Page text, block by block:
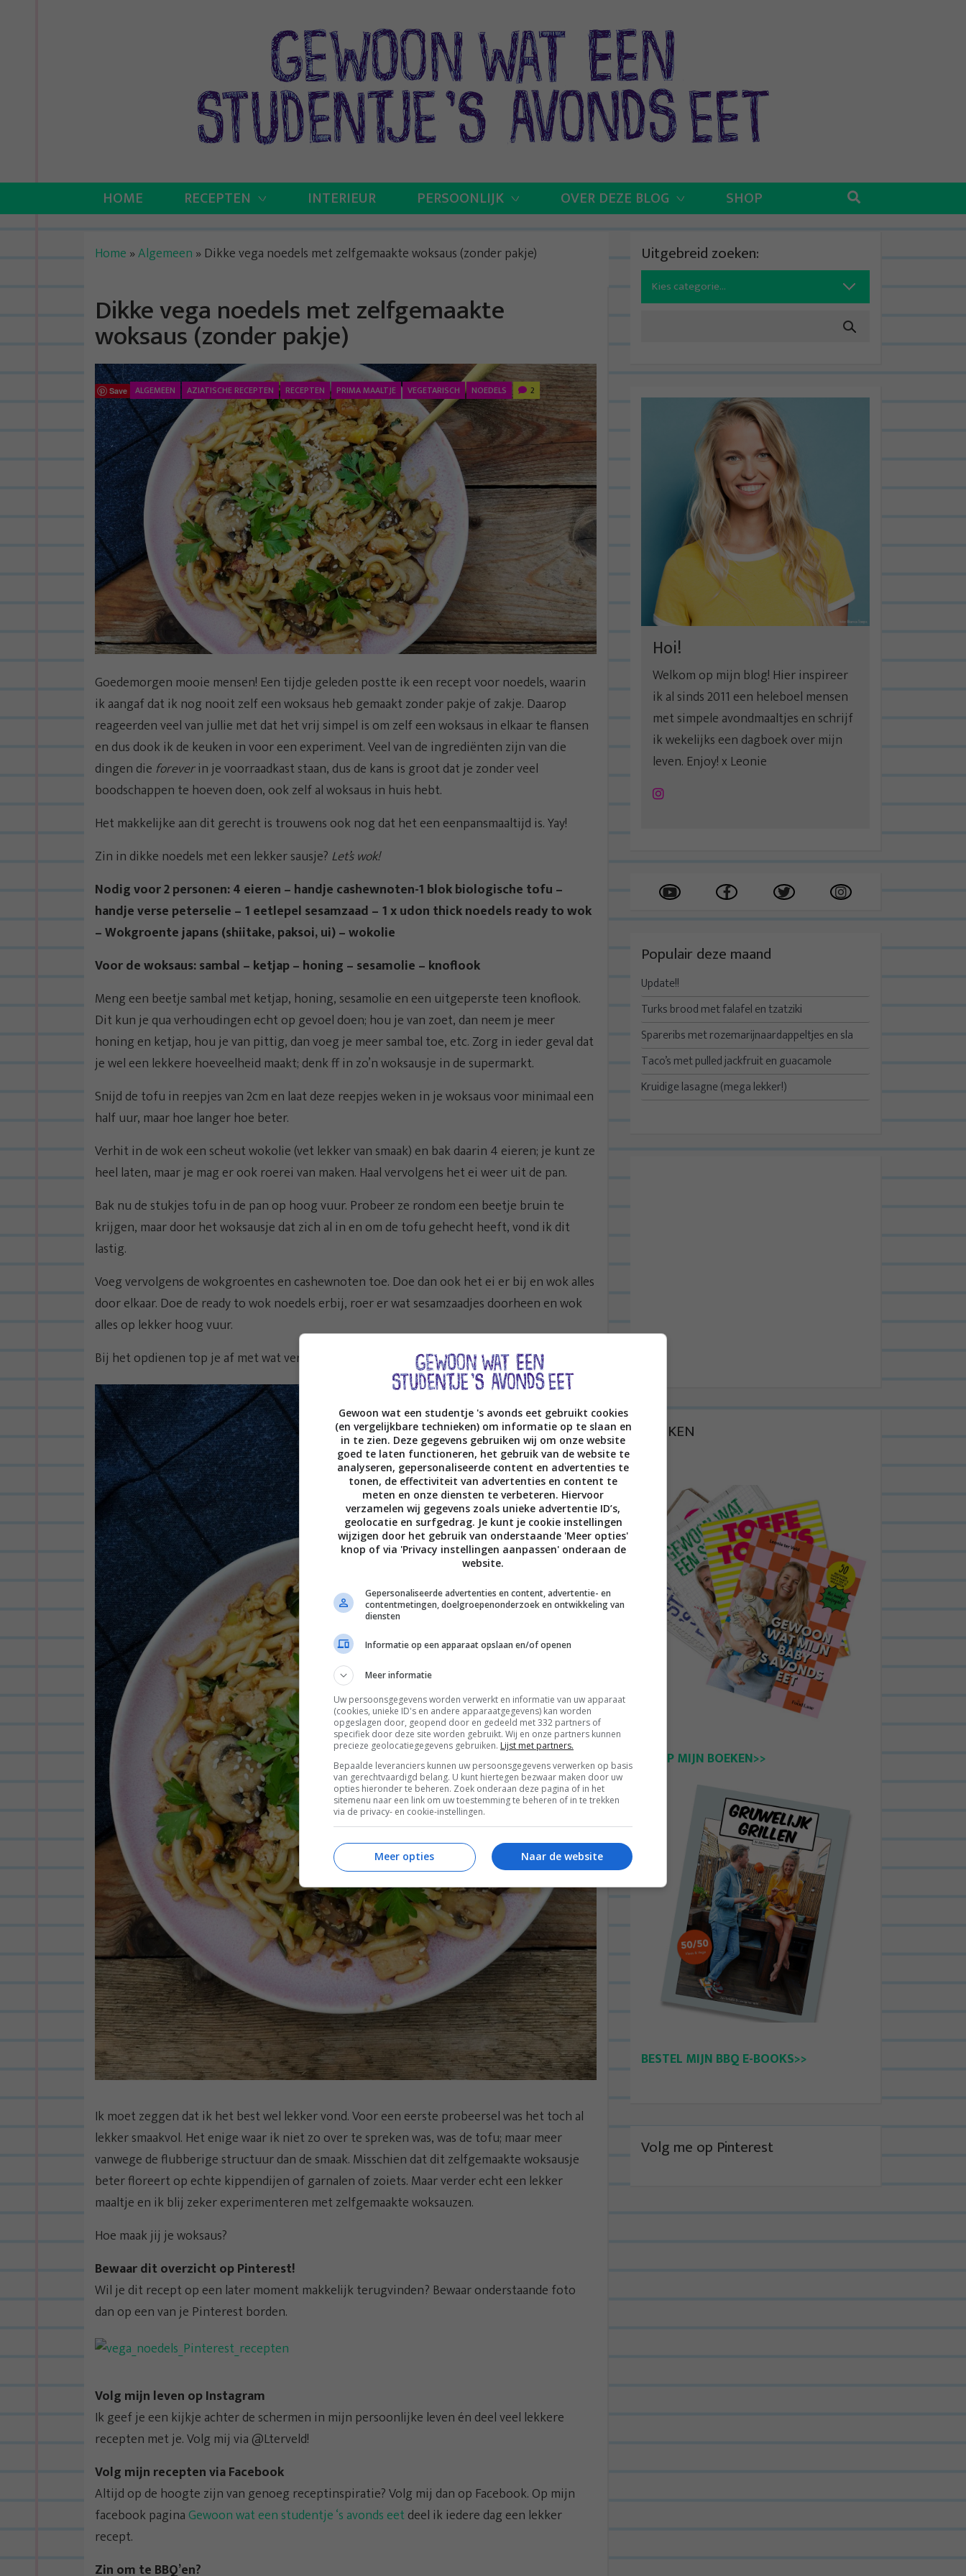
HOME RECEPTEN INTERIEUR PERSOONLIJK OVER DEZE BLOG SHOP
Home »Algemeen » Dikke vega noedels met zelfgemaakte woksaus (zonder pakje)
Dikke vega noedels met zelfgemaakte
woksaus (zonder pakje)
Save ALGEMEEN AZIATISCHE RECEPTEN RECEPTEN PRIMA MAALTJE VEGETARISCH NOEDELS 2
Goedemorgen mooie mensen! Een tijdje geleden postte ik een recept voor noedels, waarin
ik aangaf dat ik nog nooit zelf een woksaus heb gemaakt zonder pakje of zakje. Daarop
reageerden veel van jullie met dat het vrij simpel is om zelf een woksaus in elkaar te flansen
en dus dook ik de keuken in voor een experiment. Veel van de ingrediënten zijn van die
dingen die foreverin je voorraadkast staan, dus de kans is groot dat je zonder veel
boodschappen te hoeven doen, ook zelf al woksaus in huis hebt.
Het makkelijke aan dit gerecht is trouwens ook nog dat het een eenpansmaaltijd is. Yay!
Zin in dikke noedels met een lekker sausje? Let’s wok!
Nodig voor 2 personen: 4 eieren – handje cashewnoten-1 blok biologische tofu –
handje verse peterselie – 1 eetlepel sesamzaad – 1 x udon thick noedels ready to wok
– Wokgroente japans (shiitake, paksoi, ui) – wokolie
Voor de woksaus: sambal – ketjap – honing – sesamolie – knoflook
Meng een beetje sambal met ketjap, honing, sesamolie en een uitgeperste teen knoflook.
Dit kun je qua verhoudingen echt op gevoel doen; hou je van zoet, dan neem je meer
honing en ketjap, hou je van pittig, dan voeg je meer sambal toe, etc. Zorg in ieder geval dat
je wel een lekkere hoeveelheid maakt; denk ff in zo’n woksausje in de supermarkt.
Snijd de tofu in reepjes van 2cm en laat deze reepjes weken in je woksaus voor minimaal een
half uur, maar hoe langer hoe beter.
Verhit in de wok een scheut wokolie (vet lekker van smaak) en bak daarin 4 eieren; je kunt ze
heel laten, maar je mag er ook roerei van maken. Haal vervolgens het ei weer uit de pan.
Bak nu de stukjes tofu in de pan op hoog vuur. Probeer ze rondom een beetje bruin te
krijgen, maar door het woksausje dat zich al in en om de tofu gehecht heeft, vond ik dit
lastig.
Voeg vervolgens de wokgroentes en cashewnoten toe. Doe dan ook het ei er bij en wok alles
door elkaar. Doe de ready to wok noedels erbij, roer er wat sesamzaadjes doorheen en wok
alles op lekker hoog vuur.
Bij het opdienen top je af met wat verse peterselie en klaar is je maal.
Ik moet zeggen dat ik het best wel lekker vond. Voor een eerste probeersel was het toch al
lekker smaakvol. Het enige waar ik niet zo over te spreken was, was de tofu; maar meer
vanwege de flubberige structuur dan de smaak. Misschien dat dit zelfgemaakte woksausje
beter floreert op echte kippendijen of garnalen of zoiets. Maar verder echt een lekker
maaltje en ik blij zeker experimenteren met zelfgemaakte woksauzen.
Hoe maak jij je woksaus?
Bewaar dit overzicht op Pinterest!
Wil je dit recept op een later moment makkelijk terugvinden? Bewaar onderstaande foto
dan op een van je Pinterest borden.
Volg mijn leven op Instagram
Ik geef je een kijkje achter de schermen in mijn persoonlijke leven én deel veel lekkere
recepten met je. Volg mij via @Lterveld!
Volg mijn recepten via Facebook
Altijd op de hoogte zijn van genoeg receptinspiratie? Volg mij dan op Facebook. Op mijn
facebook pagina Gewoon wat een studentje ‘s avonds eetdeel ik iedere dag een lekker
recept.
Zin om te BBQ’en?
Uitgebreid zoeken:
Search
for:
Hoi!
Welkom op mijn blog! Hier inspireer
ik al sinds 2011 een heleboel mensen
met simpele avondmaaltjes en schrijf
ik wekelijks een dagboek over mijn
leven. Enjoy! x Leonie
Instagram
Populair deze maand
Update!!
Turks brood met falafel en tzatziki
Spareribs met rozemarijnaardappeltjes en sla
Taco’s met pulled jackfruit en guacamole
Kruidige lasagne (mega lekker!)
BOEKEN
KOOP MIJN BOEKEN>>
BESTEL MIJN BBQ E-BOOKS>>
Volg me op Pinterest
Gewoon wat een studentje 's avonds eet gebruikt cookies
(en vergelijkbare technieken) om informatie op te slaan en
in te zien. Deze gegevens gebruiken wij om onze website
goed te laten functioneren, het gebruik van de website te
analyseren, gepersonaliseerde content en advertenties te
tonen, de effectiviteit van advertenties en content te
meten en onze diensten te verbeteren. Hiervoor
verzamelen wij gegevens zoals unieke advertentie ID’s,
geolocatie en surfgedrag. Je kunt je cookie instellingen
wijzigen door het gebruik van onderstaande 'Meer opties'
knop of via 'Privacy instellingen aanpassen' onderaan de
website.
Gepersonaliseerde advertenties en content, advertentie- en
contentmetingen, doelgroepenonderzoek en ontwikkeling van
diensten
Informatie op een apparaat opslaan en/of openen
Meer informatie
Uw persoonsgegevens worden verwerkt en informatie van uw apparaat
(cookies, unieke ID's en andere apparaatgegevens) kan worden
opgeslagen door, geopend door en gedeeld met 332 partners of
specifiek door deze site worden gebruikt. Wij en onze partners kunnen
precieze geolocatiegegevens gebruiken. Lijst met partners.
Bepaalde leveranciers kunnen uw persoonsgegevens verwerken op basis
van gerechtvaardigd belang. U kunt hiertegen bezwaar maken door uw
opties hieronder te beheren. Zoek onderaan deze pagina of in het
sitemenu naar een link om uw toestemming te beheren of in te trekken
via de privacy- en cookie-instellingen.
Naar de website
Meer opties